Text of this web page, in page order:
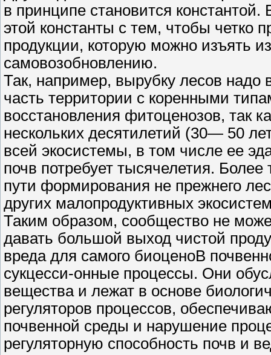
в принципе становится
этой константы с тем, чтобы четко
продукции, которую можно изъять
самовозобновлению.
Так, например, вырубку лесов надо
часть территории с коренными
восстановления фитоценозов, так
нескольких десятилетий (30— 50
всей экосистемы, в том числе ее
почв потребует тысячелетия.
пути формирования не прежнего
других малопродуктивных
Таким образом, сообщество не
давать большой выход чистой
вреда для самого биоценоВ
сукцесси-онные процессы. Они
вещества и лежат в основе
регуляторов процессов,
почвенной среды и нарушение
регуляторную способность почв и